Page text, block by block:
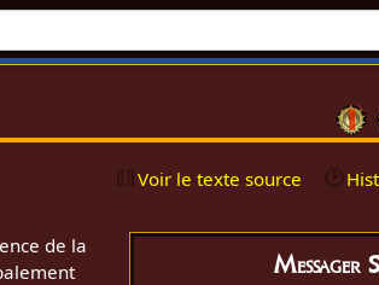
Voir le texte source
Messager
de la